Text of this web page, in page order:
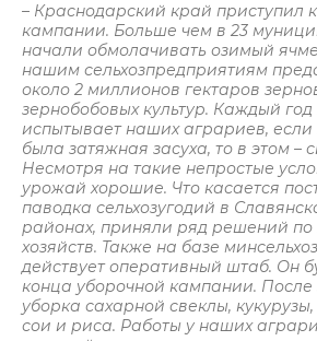
– Краснодарский край приступил
кампании. Больше чем в 23
начали обмолачивать озимый
нашим сельхозпредприятиям
около 2 миллионов гектаров
зернобобовых культур. Каждый год
испытывает наших аграриев,
была затяжная засуха, то в этом –
Несмотря на такие непростые
урожай хорошие. Что касается
паводка сельхозугодий в
районах, приняли ряд решений по
хозяйств. Также на базе
действует оперативный штаб. Он
конца уборочной кампании. После
уборка сахарной свеклы,
сои и риса. Работы у наших